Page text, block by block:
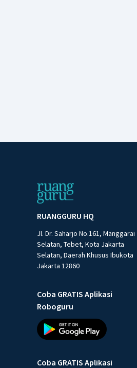
RUANGGURU HQ
Jl. Dr. Saharjo No.161, Manggarai
Selatan, Tebet, Kota Jakarta
Selatan, Daerah Khusus Ibukota
Jakarta 12860
Coba GRATIS Aplikasi
Roboguru
Coba GRATIS Aplikasi